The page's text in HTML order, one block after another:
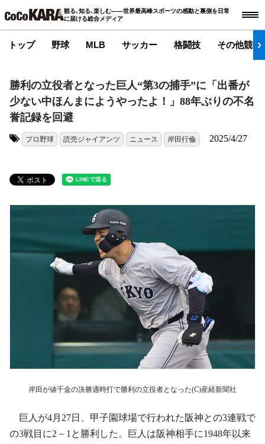
観る､知る､楽しむ――世界最高峰スポーツの感動と裏側を日常
に届ける総合メディア
トップ 野球 MLB サッカー 格闘技 その他競技
勝利の立役者となった巨人“第3の捕手”に「出番が
少ない中ほんまにようやったよ！」88年ぶりの不名
誉記録を回避
プロ野球 読売ジャイアンツ ニュース 岸田行倫 2025/4/27
岸田が値千金の決勝適時打で勝利の立役者となった(C)産経新聞社
巨人が4月27日、甲子園球場で行われた阪神との3連戦で
の3戦目に2－1と勝利した。巨人は阪神相手に1948年以来